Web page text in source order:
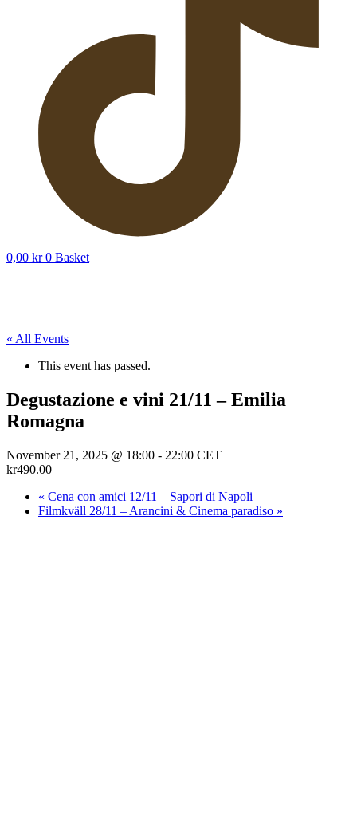
0,00 kr 0 Basket
« All Events
This event has passed.
Degustazione e vini 21/11 – Emilia
Romagna
November 21, 2025 @ 18:00 - 22:00 CET
kr490.00
« Cena con amici 12/11 – Sapori di Napoli
Filmkväll 28/11 – Arancini & Cinema paradiso »